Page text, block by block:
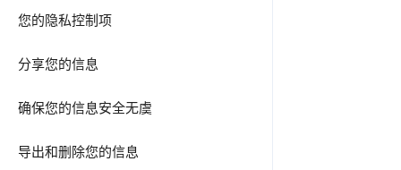
您的隐私控制项
分享您的信息
确保您的信息安全无虞
导出和删除您的信息